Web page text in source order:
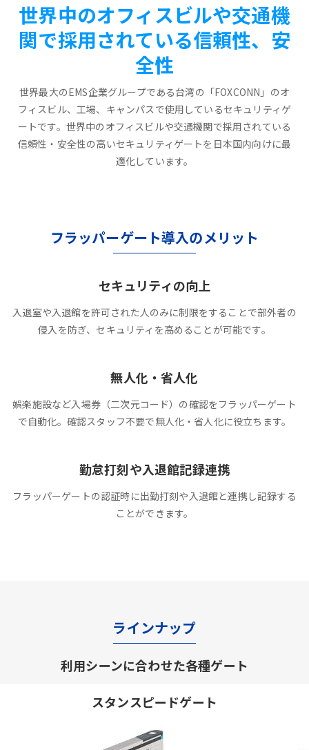
世界中のオフィスビルや交通機
関で採用されている信頼性、安
全性
世界最大のEMS企業グループである台湾の「FOXCONN」のオ
フィスビル、工場、キャンパスで使用しているセキュリティゲ
ートです。世界中のオフィスビルや交通機関で採用されている
信頼性・安全性の高いセキュリティゲートを日本国内向けに最
適化しています。
フラッパーゲート導入のメリット
セキュリティの向上
入退室や入退館を許可された人のみに制限をすることで部外者の
侵入を防ぎ、セキュリティを高めることが可能です。
無人化・省人化
娯楽施設など入場券（二次元コード）の確認をフラッパーゲート
で自動化。確認スタッフ不要で無人化・省人化に役立ちます。
勤怠打刻や入退館記録連携
フラッパーゲートの認証時に出勤打刻や入退館と連携し記録する
ことができます。
ラインナップ
利用シーンに合わせた各種ゲート
スタンスピードゲート